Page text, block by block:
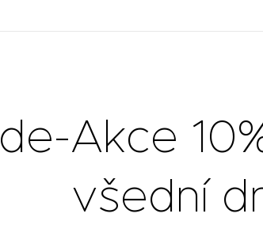
de-Akce
všední